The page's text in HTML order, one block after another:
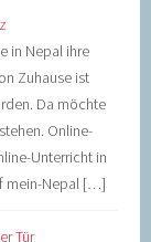
in Nepal ihre
Zuhause ist
Da möchte
Online-
Unterricht in
mein-Nepal […]
Tür